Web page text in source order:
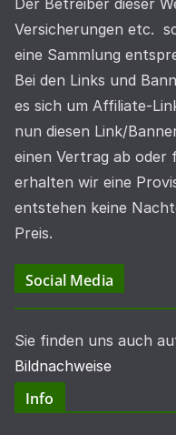
Der Betreiber dieser
Versicherungen etc.
eine Sammlung
Bei den Links und
es sich um Affiliate-
nun diesen Link/
einen Vertrag ab oder
erhalten wir eine
entstehen keine
Preis.
Social Media
Sie finden uns auch
Bildnachweise
Info